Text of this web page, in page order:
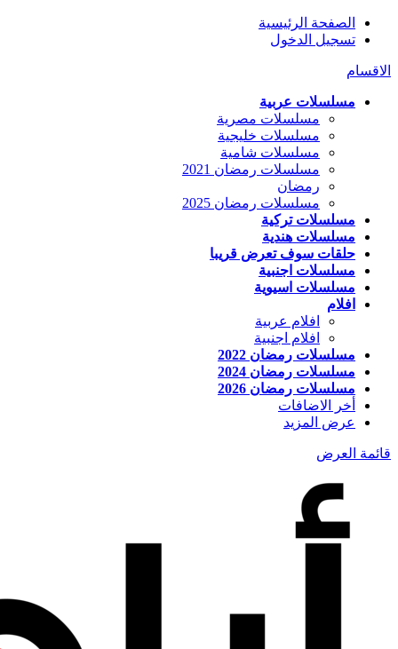
الصفحة الرئيسية
تسجيل الدخول
الاقسام
مسلسلات عربية
مسلسلات مصرية
مسلسلات خليجية
مسلسلات شامية
مسلسلات رمضان 2021
رمضان
مسلسلات رمضان 2025
مسلسلات تركية
مسلسلات هندية
حلقات سوف تعرض قريبا
مسلسلات اجنبية
مسلسلات اسيوية
افلام
افلام عربية
افلام اجنبية
مسلسلات رمضان 2022
مسلسلات رمضان 2024
مسلسلات رمضان 2026
أخر الاضافات
عرض المزيد
قائمة العرض